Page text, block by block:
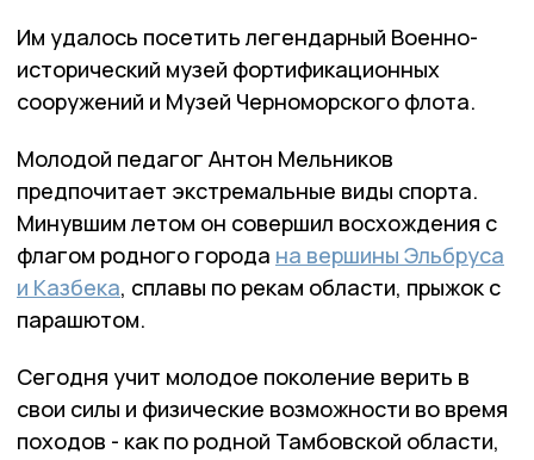
Им удалось посетить легендарный Военно-
исторический музей фортификационных
сооружений и Музей Черноморского флота.
Молодой педагог Антон Мельников
предпочитает экстремальные виды спорта.
Минувшим летом он совершил восхождения с
флагом родного города на вершины Эльбруса
и Казбека, сплавы по рекам области, прыжок с
парашютом.
Сегодня учит молодое поколение верить в
свои силы и физические возможности во время
походов - как по родной Тамбовской области,